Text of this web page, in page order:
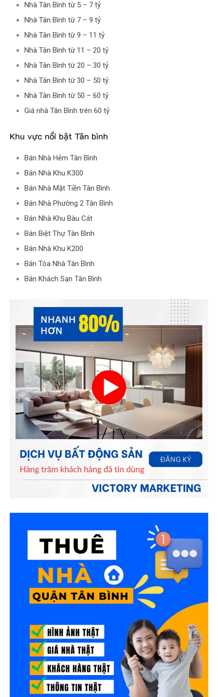
Nhà Tân Bình từ 5 – 7 tỷ
Nhà Tân Bình từ 7 – 9 tỷ
Nhà Tân Bình từ 9 – 11 tỷ
Nhà Tân Bình từ 11 – 20 tỷ
Nhà Tân Bình từ 20 – 30 tỷ
Nhà Tân Bình từ 30 – 50 tỷ
Nhà Tân Bình từ 50 – 60 tỷ
Giá nhà Tân Bình trên 60 tỷ
Khu vực nổi bật Tân bình
Bán Nhà Hẻm Tân Bình
Bán Nhà Khu K300
Bán Nhà Mặt Tiền Tân Bình
Bán Nhà Phường 2 Tân Bình
Bán Nhà Khu Bàu Cát
Bán Biệt Thự Tân Bình
Bán Nhà Khu K200
Bán Tòa Nhà Tân Bình
Bán Khách Sạn Tân Bình